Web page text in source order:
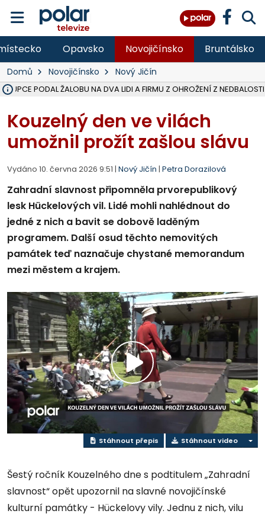
Opavsko Novojičínsko Bruntálsko
Domů Novojičínsko Nový Jičín
PODAL ŽALOBU NA DVA LIDI A FIRMU Z OHROŽENÍ Z NEDBALOSTI
Kouzelný den ve vilách
umožnil prožít zašlou slávu
Vydáno 10. června 2026 9:51 | Nový Jičín | Petra Dorazilová
Zahradní slavnost připomněla prvorepublikový
lesk Hückelových vil. Lidé mohli nahlédnout do
jedné z nich a bavit se dobově laděným
programem. Další osud těchto nemovitých
památek teď naznačuje chystané memorandum
mezi městem a krajem.
Přehrát
video
Stáhnout přepis Stáhnout video
Šestý ročník Kouzelného dne s podtitulem „Zahradní
slavnost“ opět upozornil na slavné novojičínské
kulturní památky - Hückelovy vily. Jednu z nich, vilu